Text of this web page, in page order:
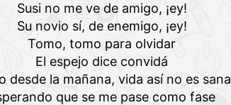
Susi no me ve de amigo, ¡ey!
Su novio sí, de enemigo, ¡ey!
Tomo, tomo para olvidar
El espejo dice convidá
desde la mañana, vida así no es sana
que se me pase como fase